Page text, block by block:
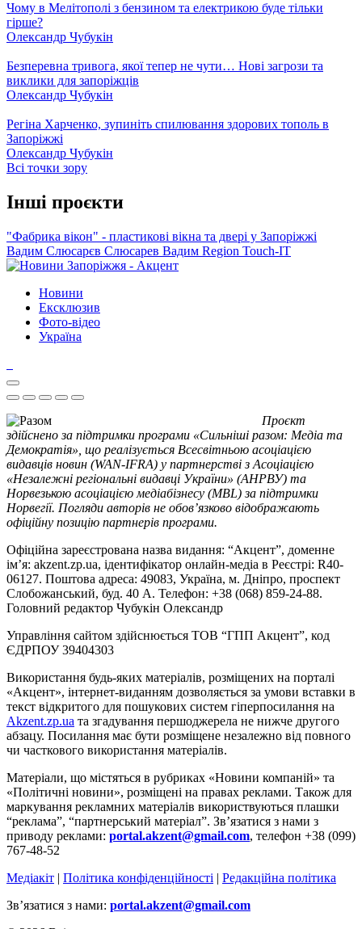
Чому в Мелітополі з бензином та електрикою буде тільки
гірше?
Олександр Чубукін
Безперевна тривога, якої тепер не чути… Нові загрози та
виклики для запоріжців
Олександр Чубукін
Регіна Харченко, зупиніть спилювання здорових тополь в
Запоріжжі
Олександр Чубукін
Всі точки зору
Інші проєкти
"Фабрика вікон" - пластикові вікна та двері у Запоріжжі
Вадим Слюсарєв Слюсарев Вадим Region Touch-IT
Новини
Ексклюзив
Фото-відео
Україна
Проєкт
здійснено за підтримки програми «Сильніші разом: Медіа та
Демократія», що реалізується Всесвітньою асоціацією
видавців новин (WAN-IFRA) у партнерстві з Асоціацією
«Незалежні регіональні видавці України» (АНРВУ) та
Норвезькою асоціацією медіабізнесу (MBL) за підтримки
Норвегії. Погляди авторів не обов’язково відображають
офіційну позицію партнерів програми.
Офіційна зареєстрована назва видання: “Акцент”, доменне
ім’я: akzent.zp.ua, ідентифікатор онлайн-медіа в Реєстрі: R40-
06127. Поштова адреса: 49083, Україна, м. Дніпро, проспект
Слобожанський, буд. 40 А. Телефон: +38 (068) 859-24-88.
Головний редактор Чубукін Олександр
Управління сайтом здійснюється ТОВ “ГПП Акцент”, код
ЄДРПОУ 39404303
Використання будь-яких матеріалів, розміщених на порталі
«Акцент», інтернет-виданням дозволяється за умови вставки в
текст відкритого для пошукових систем гіперпосилання на
Akzent.zp.ua та згадування першоджерела не нижче другого
абзацу. Посилання має бути розміщене незалежно від повного
чи часткового використання матеріалів.
Матеріали, що містяться в рубриках «Новини компаній» та
«Політичні новини», розміщені на правах реклами. Також для
маркування рекламних матеріалів використвуються плашки
“реклама”, “партнерський матеріал”. Зв’язатися з нами з
приводу реклами: portal.akzent@gmail.com, телефон +38 (099)
767-48-52
Медіакіт | Політика конфіденційності | Редакційна політика
Зв’язатися з нами: portal.akzent@gmail.com